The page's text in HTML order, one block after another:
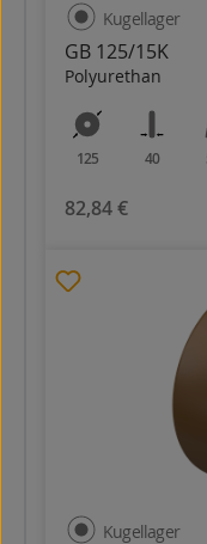
GB 125/15K
Polyurethan
Kugellager
125 40
82,84 €
Kugellager